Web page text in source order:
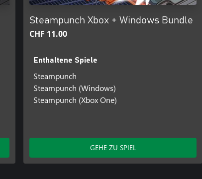
Steampunch Xbox + Windows Bundle
CHF 11.00
Enthaltene Spiele
Steampunch
Steampunch (Windows)
Steampunch (Xbox One)
GEHE ZU SPIEL